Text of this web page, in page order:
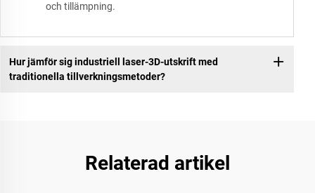
och tillämpning.
Hur jämför sig industriell laser-3D-utskrift med
traditionella tillverkningsmetoder?
Relaterad artikel